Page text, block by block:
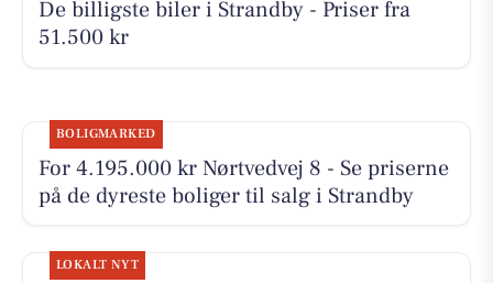
De billigste biler i Strandby - Priser fra
51.500 kr
BOLIGMARKED
For 4.195.000 kr Nørtvedvej 8 - Se priserne
på de dyreste boliger til salg i Strandby
LOKALT NYT